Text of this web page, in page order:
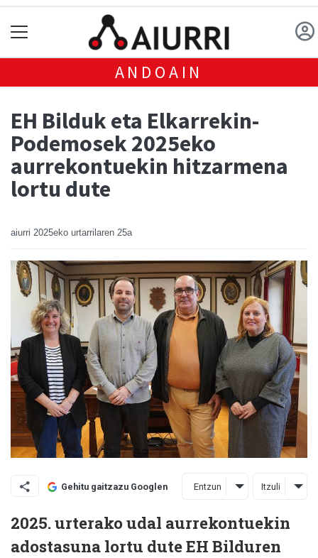
ANDOAIN
EH Bilduk eta Elkarrekin-
Podemosek 2025eko
aurrekontuekin hitzarmena
lortu dute
aiurri 2025eko urtarrilaren 25a
Gehitu gaitzazu Googlen Entzun Itzuli
2025. urterako udal aurrekontuekin
adostasuna lortu dute EH Bilduren